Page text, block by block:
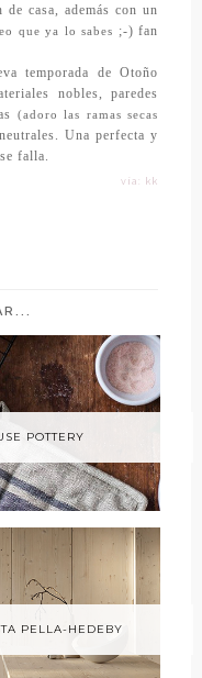
casa, además con un
que ya lo sabes
;-) fan
temporada de Otoño
nobles, paredes
(adoro las ramas secas
Una perfecta y
falla.
vía: kk
POTTERY
PELLA-HEDEBY